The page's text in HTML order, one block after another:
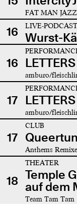
FAT MAN
16 LIVE-PODCAST
Wurst-
16 LETTERS
amburo/
17 LETTERS
amburo/
17
CLUB
Anthems
18
THEATER
Temple
auf dem
Team Tam Tam